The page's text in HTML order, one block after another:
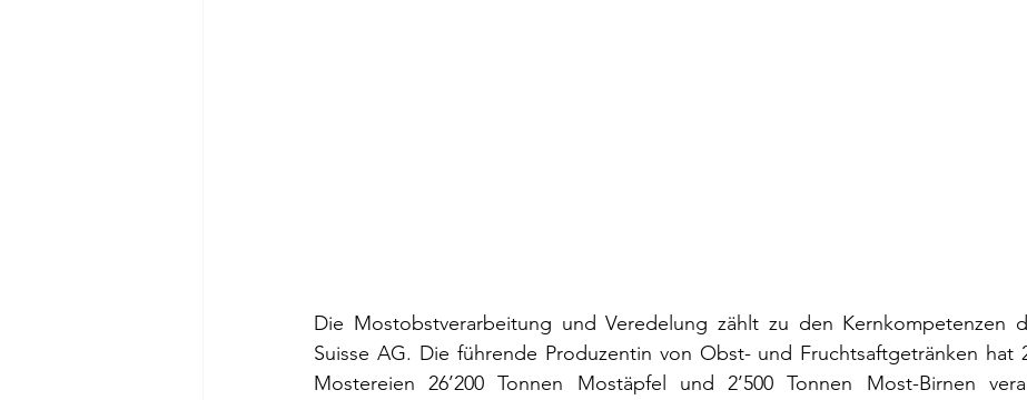
Die Mostobstverarbeitung und Veredelung zählt zu den Kernkompetenzen
Suisse AG. Die führende Produzentin von Obst- und Fruchtsaftgetränken hat
Mostereien 26’200 Tonnen Mostäpfel und 2’500 Tonnen Most-Birnen